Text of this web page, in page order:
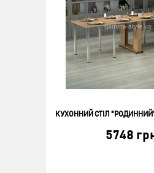
КУХОННИЙ СТІЛ
5748